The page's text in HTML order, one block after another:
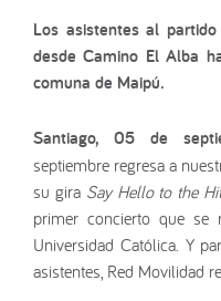
Los asistentes al
desde Camino El Alba
comuna de Maipú.
Santiago, 05 de
septiembre regresa a
su gira Say Hello to the
primer concierto que se
Universidad Católica. Y
asistentes, Red Movilidad